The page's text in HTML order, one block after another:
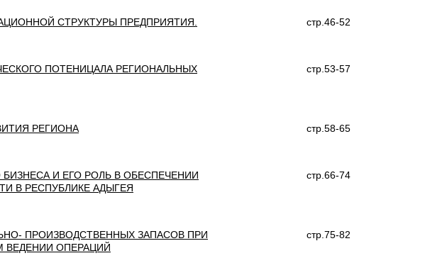
СТРУКТУРЫ ПРЕДПРИЯТИЯ.
стр.46-52
ПОТЕНИЦАЛА РЕГИОНАЛЬНЫХ
стр.53-57
РЕГИОНА
стр.58-65
И ЕГО РОЛЬ В ОБЕСПЕЧЕНИИ
В РЕСПУБЛИКЕ АДЫГЕЯ
стр.66-74
ПРОИЗВОДСТВЕННЫХ ЗАПАСОВ ПРИ
ОПЕРАЦИЙ
стр.75-82